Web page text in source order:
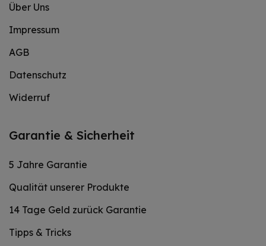
Über Uns
Impressum
AGB
Datenschutz
Widerruf
Garantie & Sicherheit
5 Jahre Garantie
Qualität unserer Produkte
14 Tage Geld zurück Garantie
Tipps & Tricks